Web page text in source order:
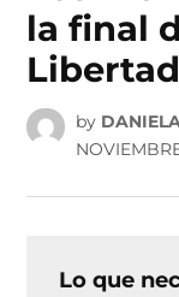
la final
by
Lo que